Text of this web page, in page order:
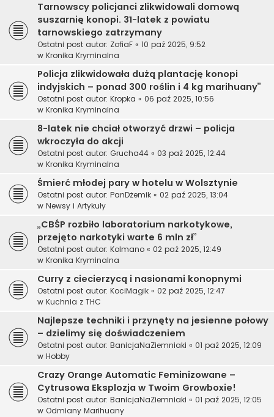
Tarnowscy policjanci zlikwidowali domową
suszarnię konopi. 31-latek z powiatu
tarnowskiego zatrzymany
Ostatni post autor: ZofiaF « 10 paź 2025, 9:52
w Kronika Kryminalna
Policja zlikwidowała dużą plantację konopi
indyjskich – ponad 300 roślin i 4 kg marihuany”
Ostatni post autor: Kropka « 06 paź 2025, 10:56
w Kronika Kryminalna
8-latek nie chciał otworzyć drzwi – policja
wkroczyła do akcji
Ostatni post autor: Grucha44 « 03 paź 2025, 12:44
w Kronika Kryminalna
Śmierć młodej pary w hotelu w Wolsztynie
Ostatni post autor: PanDżemik « 02 paź 2025, 13:04
w Newsy i Artykuły
„CBŚP rozbiło laboratorium narkotykowe,
przejęto narkotyki warte 6 mln zł”
Ostatni post autor: Kolmano « 02 paź 2025, 12:49
w Kronika Kryminalna
Curry z ciecierzycą i nasionami konopnymi
Ostatni post autor: KociMagik « 02 paź 2025, 12:47
w Kuchnia z THC
Najlepsze techniki i przynęty na jesienne połowy
– dzielimy się doświadczeniem
Ostatni post autor: BanicjaNaZiemniaki « 01 paź 2025, 12:09
w Hobby
Crazy Orange Automatic Feminizowane –
Cytrusowa Eksplozja w Twoim Growboxie!
Ostatni post autor: BanicjaNaZiemniaki « 01 paź 2025, 12:05
w Odmiany Marihuany